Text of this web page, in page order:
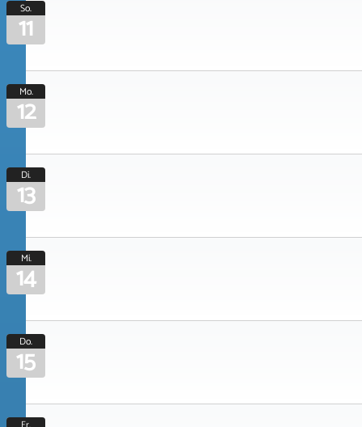
So.
11
Mo.
12
Di.
13
Mi.
14
Do.
15